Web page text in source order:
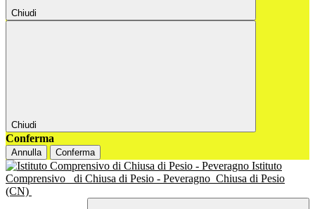
Chiudi
Chiudi
Conferma
Annulla Conferma
Istituto
Comprensivo
di Chiusa di Pesio - Peveragno Chiusa di Pesio
(CN)